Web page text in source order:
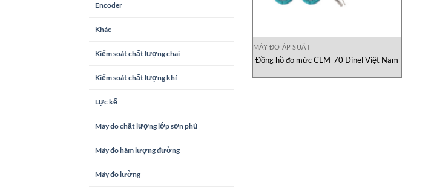
Encoder
Khác
Kiểm soát chất lượng chai
Kiểm soát chất lượng khí
Lực kế
Máy đo chất lượng lớp sơn phủ
Máy đo hàm lượng đường
Máy đo lường
MÁY ĐO ÁP SUẤT
Đồng hồ đo mức CLM-70 Dinel Việt Nam